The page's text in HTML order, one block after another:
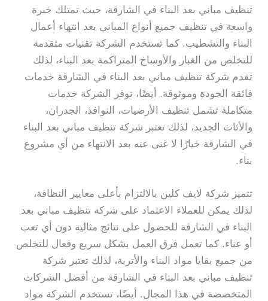
تنظيف مباني بعد البناء في الشارقة، حيث تمتلك خبرة
واسعة في تنظيف جميع أنواع المباني بعد انتهاء أعمال
البناء والتشطيب. كما تستخدم الشركة تقنيات متقدمة
للتخلص من الغبار والأوساخ المتراكمة بعد البناء، لذلك
تقدم شركة تنظيف مباني بعد البناء في الشارقة خدمات
فائقة الجودة وموثوقة. أيضًا، توفر الشركة خدمات
متكاملة تشمل تنظيف الأرضيات، النوافذ، الجدران،
والأثاث الجديد، لذلك تعتبر شركة تنظيف مباني بعد البناء
في الشارقة خيارًا لا غنى عنه بعد الانتهاء من أي مشروع
بناء.
تتميز شركة لايف كلين بالالتزام بأعلى معايير النظافة،
لذلك يمكن للعملاء الاعتماد على شركة تنظيف مباني بعد
البناء في الشارقة للحصول على نتائج مثالية دون أي تعب
أو عناء. كما تعمل فرق العمل بشكل سريع وفعال للتخلص
من جميع بقايا مواد البناء والأتربة، لذلك تعتبر شركة
تنظيف مباني بعد البناء في الشارقة من أفضل الشركات
المتخصصة في هذا المجال. أيضًا، تستخدم الشركة مواد